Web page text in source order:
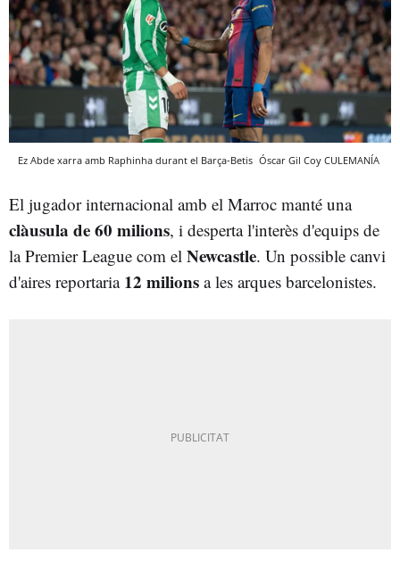
Ez Abde xarra amb Raphinha durant el Barça-Betis Óscar Gil Coy CULEMANÍA
El jugador internacional amb el Marroc manté una
clàusula de 60 milions, i desperta l'interès d'equips de
la Premier League com el Newcastle. Un possible canvi
d'aires reportaria12 milions a les arques barcelonistes.